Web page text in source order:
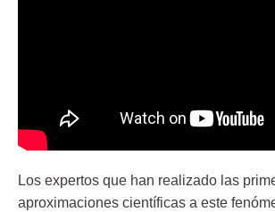
Los expertos que han realizado las
aproximaciones científicas a este